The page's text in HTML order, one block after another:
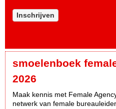
Inschrijven
smoelenboek
2026
Maak kennis met Female
netwerk van female